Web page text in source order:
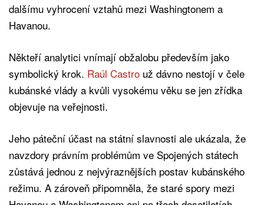
dalšímu vyhrocení vztahů mezi Washingtonem a
Havanou.
Někteří analytici vnímají obžalobu především jako
symbolický krok. Raúl Castro už dávno nestojí v čele
kubánské vlády a kvůli vysokému věku se jen zřídka
objevuje na veřejnosti.
Jeho páteční účast na státní slavnosti ale ukázala, že
navzdory právním problémům ve Spojených státech
zůstává jednou z nejvýraznějších postav kubánského
režimu. A zároveň připomněla, že staré spory mezi